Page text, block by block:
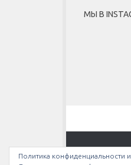
МЫ В
Политика конфиденциальности